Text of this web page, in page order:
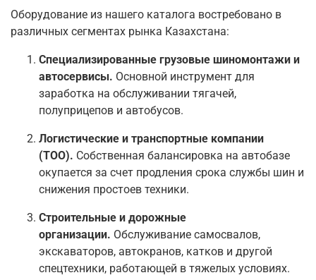
Оборудование из нашего каталога востребовано в
различных сегментах рынка Казахстана:
Специализированные грузовые шиномонтажи и
автосервисы. Основной инструмент для
заработка на обслуживании тягачей,
полуприцепов и автобусов.
Логистические и транспортные компании
(ТОО). Собственная балансировка на автобазе
окупается за счет продления срока службы шин и
снижения простоев техники.
Строительные и дорожные
организации. Обслуживание самосвалов,
экскаваторов, автокранов, катков и другой
спецтехники, работающей в тяжелых условиях.